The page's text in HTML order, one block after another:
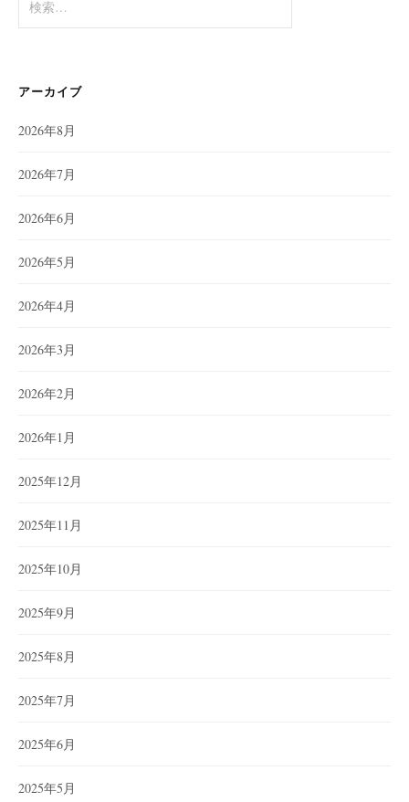
索:
アーカイブ
2026年8月
2026年7月
2026年6月
2026年5月
2026年4月
2026年3月
2026年2月
2026年1月
2025年12月
2025年11月
2025年10月
2025年9月
2025年8月
2025年7月
2025年6月
2025年5月